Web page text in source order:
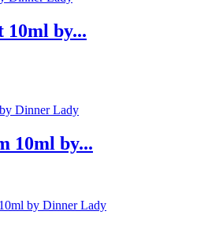
10ml by...
10ml by...